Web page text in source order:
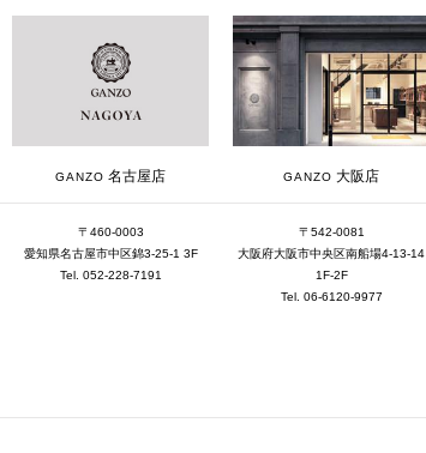
2026年1月 [2]
2025年12月 [2]
2025年11月 [6]
2025年10月 [8]
GANZO 名古屋店
〒460-0003
愛知県名古屋市中区錦3-25-1 3F
Tel. 052-228-7191
GANZO 大阪店
〒542-0081
大阪府大阪市中央区南船場4-13-14
1F-2F
Tel. 06-6120-9977